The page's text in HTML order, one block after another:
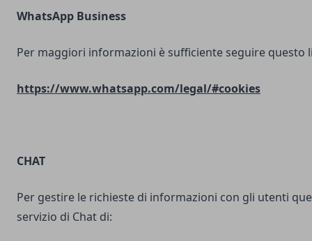
WhatsApp Business
Per maggiori informazioni è sufficiente seguire questo
https://www.whatsapp.com/legal/#cookies
CHAT
Per gestire le richieste di informazioni con gli utenti
servizio di Chat di: